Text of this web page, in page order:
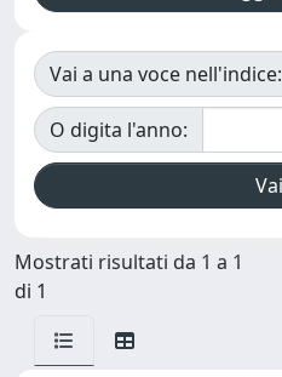
Vai a una voce nell'indice:
O digita l'anno:
Mostrati risultati da 1 a 1
di 1